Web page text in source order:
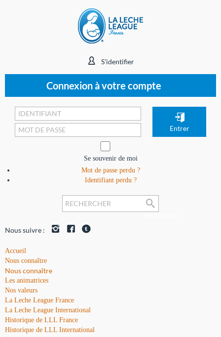
S'identifier
Connexion à votre compte
Se souvenir de moi
Mot de passe perdu ?
Identifiant perdu ?
Nous suivre :
Accueil
Nous connaître
Nous connaître
Les animatrices
Nos valeurs
La Leche League France
La Leche League International
Historique de LLL France
Historique de LLL International